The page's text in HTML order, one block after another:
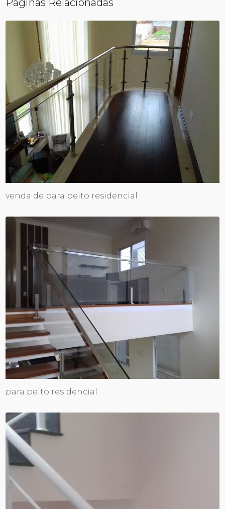
venda de para peito residencial
para peito residencial